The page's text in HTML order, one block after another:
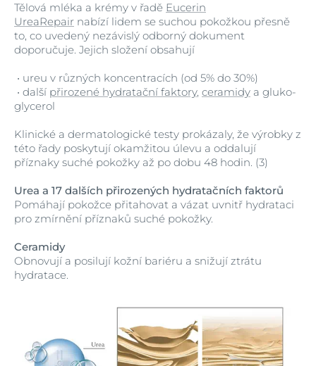
Tělová mléka a krémy v řadě Eucerin
UreaRepair nabízí lidem se suchou pokožkou přesně
to, co uvedený nezávislý odborný dokument
doporučuje. Jejich složení obsahují
• ureu v různých koncentracích (od 5% do 30%)
• další přirozené hydratační faktory, ceramidy a gluko-
glycerol
Klinické a dermatologické testy prokázaly, že výrobky z
této řady poskytují okamžitou úlevu a oddalují
příznaky suché pokožky až po dobu 48 hodin. (3)
Urea a 17 dalších přirozených hydratačních faktorů
Pomáhají pokožce přitahovat a vázat uvnitř hydrataci
pro zmírnění příznaků suché pokožky.
Ceramidy
Obnovují a posilují kožní bariéru a snižují ztrátu
hydratace.